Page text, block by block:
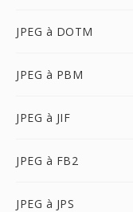
JPEG à DOTM
JPEG à PBM
JPEG à JIF
JPEG à FB2
JPEG à JPS